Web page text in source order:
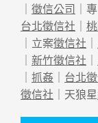
｜ 徵信公司 ｜
台北徵信社 ｜
｜立案徵信社 ｜
｜ 新竹徵信社 ｜
｜ 抓姦 ｜ 台北
徵信社 ｜天狼星